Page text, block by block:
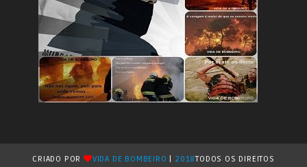
CRIADO POR VIDA DE BOMBEIRO 2018TODOS OS DIREITOS